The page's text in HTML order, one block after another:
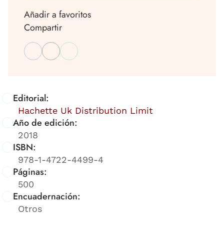
Editorial:
Hachette Uk Distribution Limit
Año de edición:
2018
ISBN:
978-1-4722-4499-4
Páginas:
500
Encuadernación:
Otros
Añadir a favoritos
Compartir